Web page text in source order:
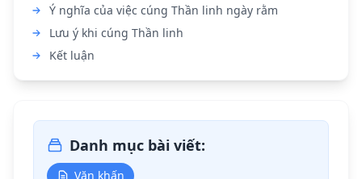
Ý nghĩa của việc cúng Thần linh ngày rằm
Lưu ý khi cúng Thần linh
Kết luận
Danh mục bài viết:
Văn khấn